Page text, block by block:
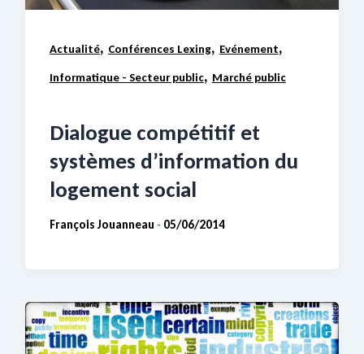
Actualité, Conférences Lexing, Evénement,
Informatique - Secteur public, Marché public
Dialogue compétitif et
systèmes d’information du
logement social
François Jouanneau - 05/06/2014